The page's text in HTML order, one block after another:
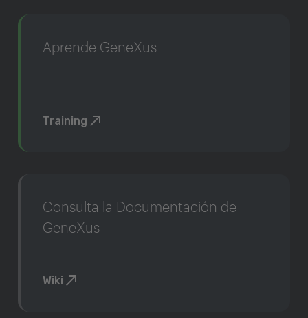
Aprende GeneXus
Training
Consulta la Documentación de
GeneXus
Wiki